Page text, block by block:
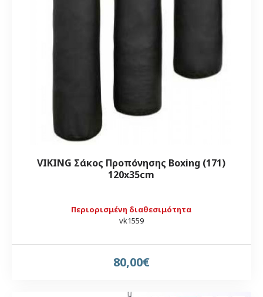
Περιορισμένη διαθεσιμότητα
vk1559
VIKING Σάκος Προπόνησης Boxing (171)
120x35cm
80,00€